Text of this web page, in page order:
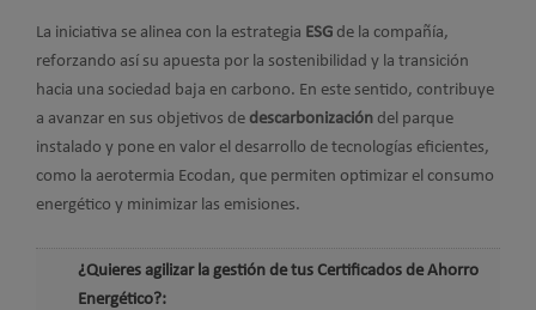
La iniciativa se alinea con la estrategia ESG de la compañía,
reforzando así su apuesta por la sostenibilidad y la transición
hacia una sociedad baja en carbono. En este sentido, contribuye
a avanzar en sus objetivos de descarbonización del parque
instalado y pone en valor el desarrollo de tecnologías eficientes,
como la aerotermia Ecodan, que permiten optimizar el consumo
energético y minimizar las emisiones.
¿Quieres agilizar la gestión de tus Certificados de Ahorro
Energético?: